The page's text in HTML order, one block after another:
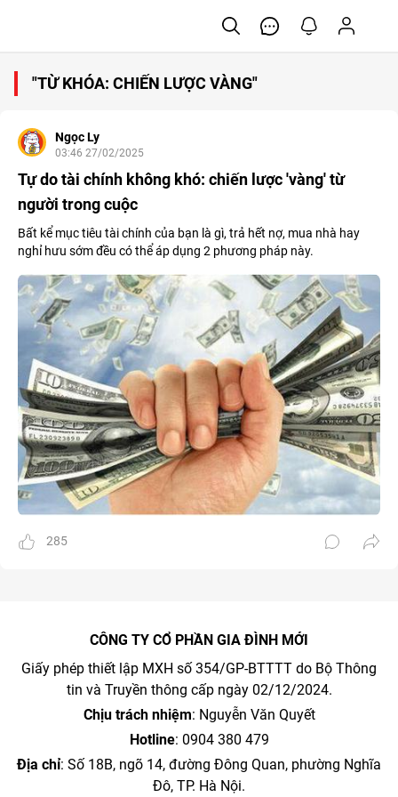
"TỪ KHÓA: CHIẾN LƯỢC VÀNG"
Ngọc Ly
03:46 27/02/2025
Tự do tài chính không khó: chiến lược 'vàng' từ
người trong cuộc
Bất kể mục tiêu tài chính của bạn là gì, trả hết nợ, mua nhà hay
nghỉ hưu sớm đều có thể áp dụng 2 phương pháp này.
285
CÔNG TY CỔ PHẦN GIA ĐÌNH MỚI
Giấy phép thiết lập MXH số 354/GP-BTTTT do Bộ Thông
tin và Truyền thông cấp ngày 02/12/2024.
Chịu trách nhiệm: Nguyễn Văn Quyết
Hotline: 0904 380 479
Địa chỉ: Số 18B, ngõ 14, đường Đông Quan, phường Nghĩa
Đô, TP. Hà Nội.